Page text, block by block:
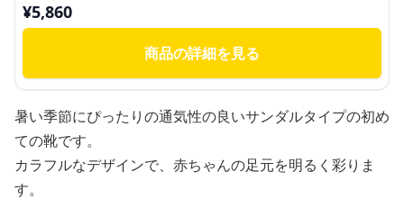
¥5,860
商品の詳細を見る
暑い季節にぴったりの通気性の良いサンダルタイプの初め
ての靴です。
カラフルなデザインで、赤ちゃんの足元を明るく彩りま
す。